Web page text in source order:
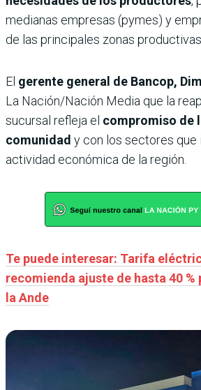
medianas empresas (pymes) y
de las principales zonas
El gerente general de Bancop,
La Nación/Nación Media que la
sucursal refleja el compromiso de
comunidad y con los sectores que
actividad económica de la región.
Te puede interesar: Tarifa
recomienda ajuste de hasta 40
la Ande